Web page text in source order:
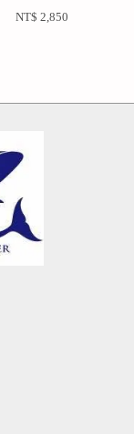
NT$ 2,850